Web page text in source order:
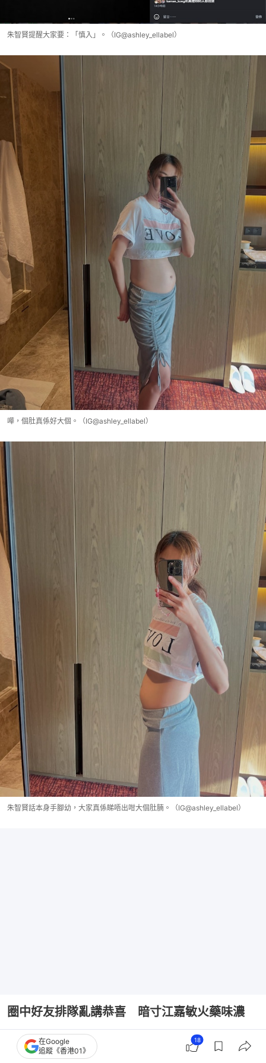
朱智賢提醒大家要：「慎入」。（IG@ashley_ellabel）
嘩，個肚真係好大個。（IG@ashley_ellabel）
朱智賢話本身手腳幼，大家真係睇唔出咁大個肚腩。（IG@ashley_ellabel）
圈中好友排隊亂講恭喜 暗寸江嘉敏火藥味濃
這張驚人的巨肚照一出，一眾圈中好友不但沒有被嚇
倒，反而齊齊留言狂講「恭喜」。當中經常被指「時
在Google
追蹤《香港01》
18